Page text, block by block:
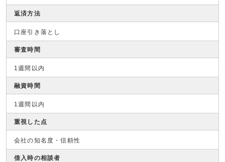
返済方法
口座引き落とし
審査時間
1週間以内
融資時間
1週間以内
重視した点
会社の知名度・信頼性
借入時の相談者